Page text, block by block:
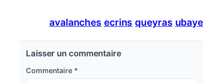
avalanches ecrins queyras ubaye
Laisser un commentaire
Commentaire *